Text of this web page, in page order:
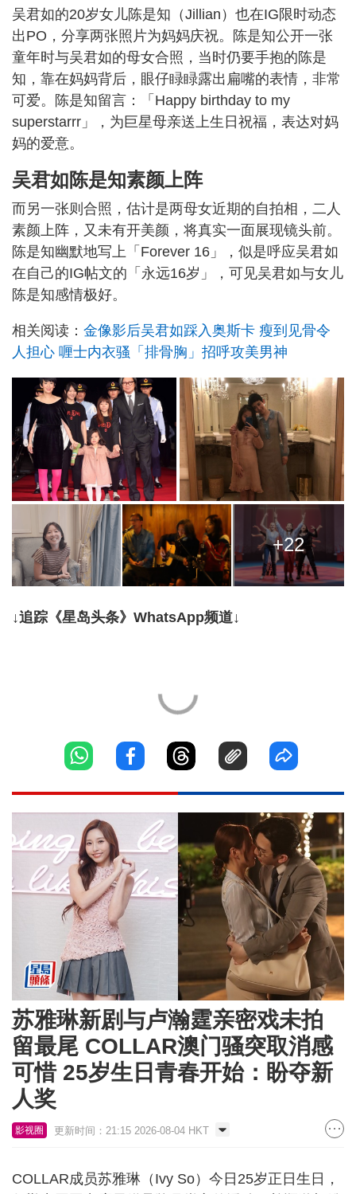
吴君如的20岁女儿陈是知（Jillian）也在IG限时动态
出PO，分享两张照片为妈妈庆祝。陈是知公开一张
童年时与吴君如的母女合照，当时仍要手抱的陈是
知，靠在妈妈背后，眼仔睩睩露出扁嘴的表情，非常
可爱。陈是知留言：「Happy birthday to my
superstarrr」，为巨星母亲送上生日祝福，表达对妈
妈的爱意。
吴君如陈是知素颜上阵
而另一张则合照，估计是两母女近期的自拍相，二人
素颜上阵，又未有开美颜，将真实一面展现镜头前。
陈是知幽默地写上「Forever 16」，似是呼应吴君如
在自己的IG帖文的「永远16岁」，可见吴君如与女儿
陈是知感情极好。
相关阅读： 金像影后吴君如踩入奥斯卡 瘦到见骨令
人担心 喱士内衣骚「排骨胸」招呼攻美男神
+22
↓追踪《星岛头条》WhatsApp频道↓
苏雅琳新剧与卢瀚霆亲密戏未拍
留最尾 COLLAR澳门骚突取消感
可惜 25岁生日青春开始：盼夺新
人奖
影视圈 更新时间：21:15 2026-08-04 HKT
COLLAR成员苏雅琳（Ivy So）今日25岁正日生日，